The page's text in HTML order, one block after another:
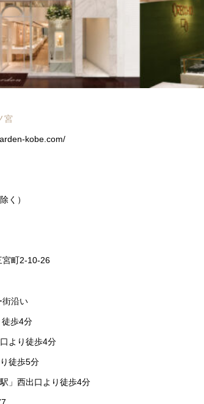
宮
kobe.com/
く）
宮町2-10-26
街沿い
歩4分
より徒歩4分
徒歩5分
」西出口より徒歩4分